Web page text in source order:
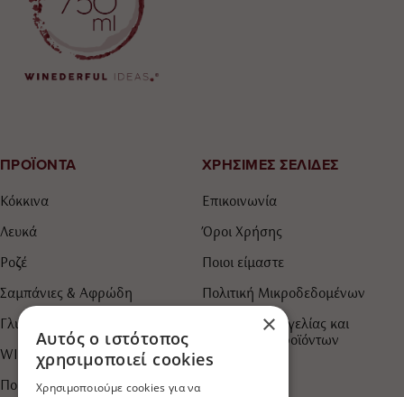
ΠΡΟΪΟΝΤΑ
Κόκκινα
Λευκά
Ροζέ
Σαμπάνιες & Αφρώδη
Γλυκά & Ημίγλυκα
WINEDERFUL IDEAS
Πορτοκαλί
ΧΡΗΣΙΜΕΣ ΣΕΛΙΔΕΣ
Επικοινωνία
Όροι Χρήσης
Ποιοι είμαστε
Πολιτική Μικροδεδομένων
Τρόποι Παραγγελίας και
Πληρωμής Προϊόντων
×
Αυτός ο ιστότοπος
χρησιμοποιεί cookies
Χρησιμοποιούμε cookies για να